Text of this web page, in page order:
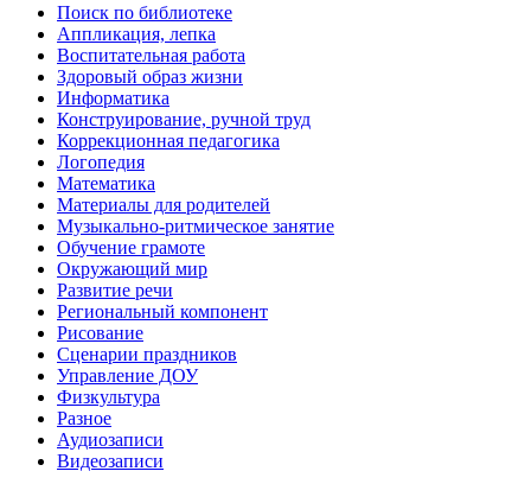
Поиск по библиотеке
Аппликация, лепка
Воспитательная работа
Здоровый образ жизни
Информатика
Конструирование, ручной труд
Коррекционная педагогика
Логопедия
Математика
Материалы для родителей
Музыкально-ритмическое занятие
Обучение грамоте
Окружающий мир
Развитие речи
Региональный компонент
Рисование
Сценарии праздников
Управление ДОУ
Физкультура
Разное
Аудиозаписи
Видеозаписи